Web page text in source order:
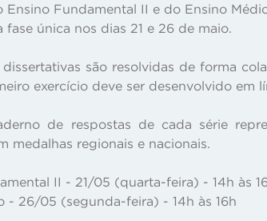
Ensino Fundamental II e do Ensino
fase única nos dias 21 e 26 de maio.
são resolvidas de forma
exercício deve ser desenvolvido em
de respostas de cada série
medalhas regionais e nacionais.
II - 21/05 (quarta-feira) - 14h às
- 26/05 (segunda-feira) - 14h às 16h